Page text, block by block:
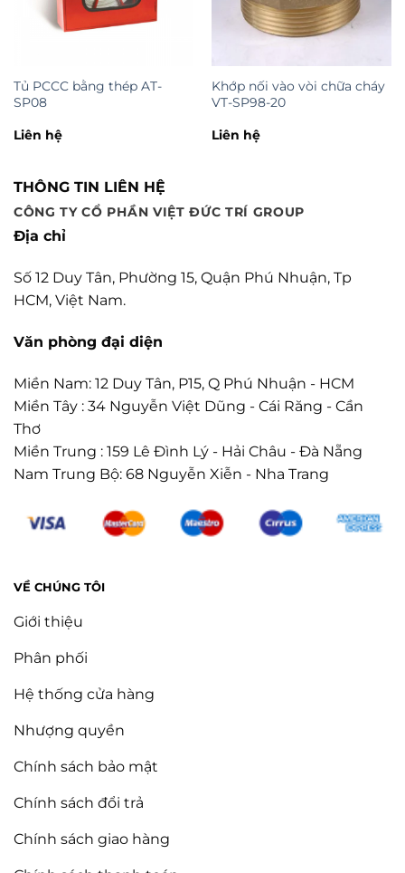
Tủ PCCC bằng thép AT-
SP08
Liên hệ
Khớp nối vào vòi chữa cháy
VT-SP98-20
Liên hệ
THÔNG TIN LIÊN HỆ
CÔNG TY CỔ PHẦN VIỆT ĐỨC TRÍ GROUP
Địa chỉ
Số 12 Duy Tân, Phường 15, Quận Phú Nhuận, Tp
HCM, Việt Nam.
Văn phòng đại diện
Miền Nam: 12 Duy Tân, P15, Q Phú Nhuận - HCM
Miền Tây : 34 Nguyễn Việt Dũng - Cái Răng - Cần
Thơ
Miền Trung : 159 Lê Đình Lý - Hải Châu - Đà Nẵng
Nam Trung Bộ: 68 Nguyễn Xiễn - Nha Trang
VỀ CHÚNG TÔI
Giới thiệu
Phân phối
Hệ thống cửa hàng
Nhượng quyền
Chính sách bảo mật
Chính sách đổi trả
Chính sách giao hàng